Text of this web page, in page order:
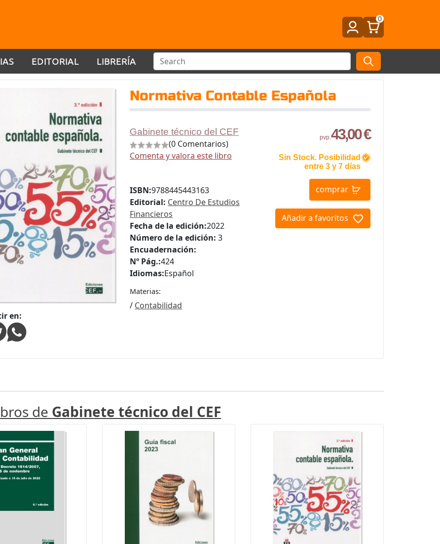
0
EDITORIAL LIBRERÍA
Normativa Contable Española
en:
Gabinete técnico del CEF
(0 Comentarios)
Comenta y valora este libro
pvp.43,00 €
Sin Stock. Posibilidad
entre 3 y 7 días
comprar
Añadir a favoritos
ISBN:9788445443163
Editorial: Centro De Estudios
Financieros
Fecha de la edición:2022
Número de la edición: 3
Encuadernación:
Nº Pág.:424
Idiomas:Español
Materias:
/ Contabilidad
de Gabinete técnico del CEF